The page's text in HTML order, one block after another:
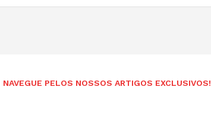
NAVEGUE PELOS NOSSOS ARTIGOS EXCLUSIVOS!